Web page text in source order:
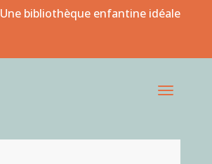
Une bibliothèque enfantine idéale